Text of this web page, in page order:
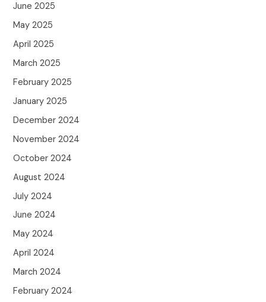
June 2025
May 2025
April 2025
March 2025
February 2025
January 2025
December 2024
November 2024
October 2024
August 2024
July 2024
June 2024
May 2024
April 2024
March 2024
February 2024